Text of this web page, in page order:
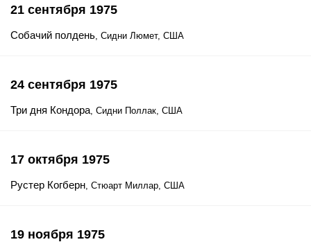
21 сентября 1975
Собачий полдень, Сидни Люмет, США
24 сентября 1975
Три дня Кондора, Сидни Поллак, США
17 октября 1975
Рустер Когберн, Стюарт Миллар, США
19 ноября 1975